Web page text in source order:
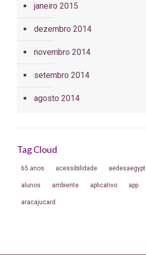
janeiro 2015
dezembro 2014
novembro 2014
setembro 2014
agosto 2014
Tag Cloud
65 anos acessibilidade aedesaegypt
alunos ambiente aplicativo app
aracajucard